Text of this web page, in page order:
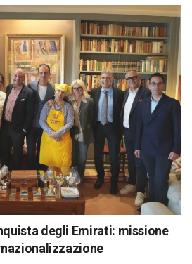
degli Emirati: missione